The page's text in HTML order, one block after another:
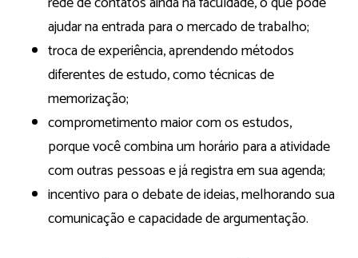
ajudar na entrada para o mercado de trabalho;
troca de experiência, aprendendo métodos
diferentes de estudo, como técnicas de
memorização;
comprometimento maior com os estudos,
porque você combina um horário para a atividade
com outras pessoas e já registra em sua agenda;
incentivo para o debate de ideias, melhorando sua
comunicação e capacidade de argumentação.